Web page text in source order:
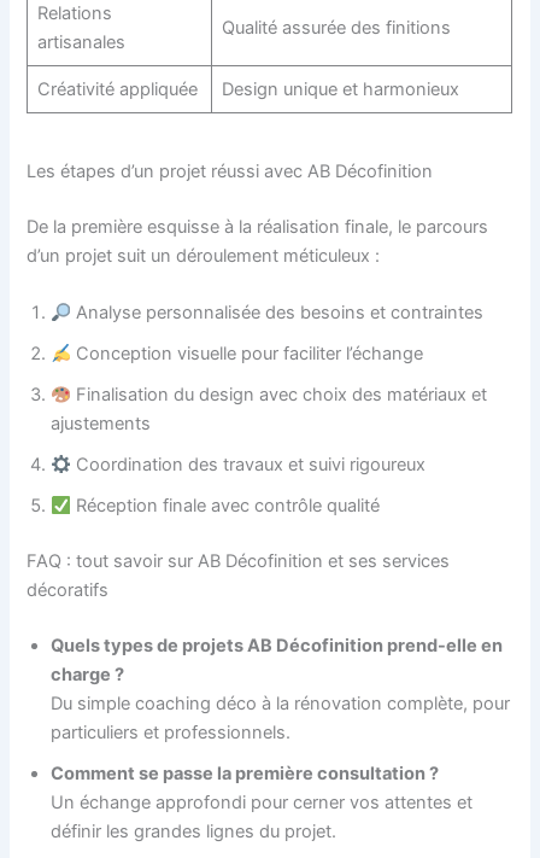
Relations
artisanales
Qualité assurée des finitions
Créativité appliquée Design unique et harmonieux
Les étapes d’un projet réussi avec AB Décofinition
De la première esquisse à la réalisation finale, le parcours
d’un projet suit un déroulement méticuleux :
Analyse personnalisée des besoins et contraintes
Conception visuelle pour faciliter l’échange
Finalisation du design avec choix des matériaux et
ajustements
Coordination des travaux et suivi rigoureux
Réception finale avec contrôle qualité
FAQ : tout savoir sur AB Décofinition et ses services
décoratifs
Quels types de projets AB Décofinition prend-elle en
charge ?
Du simple coaching déco à la rénovation complète, pour
particuliers et professionnels.
Comment se passe la première consultation ?
Un échange approfondi pour cerner vos attentes et
définir les grandes lignes du projet.